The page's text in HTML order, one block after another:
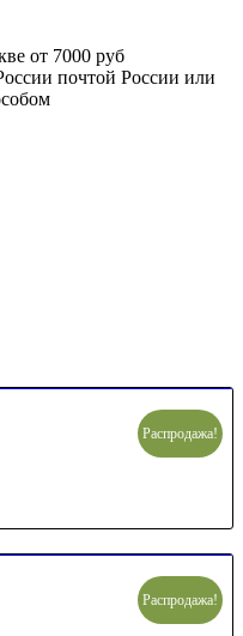
от 7000 руб
почтой России или
Распродажа!
Распродажа!